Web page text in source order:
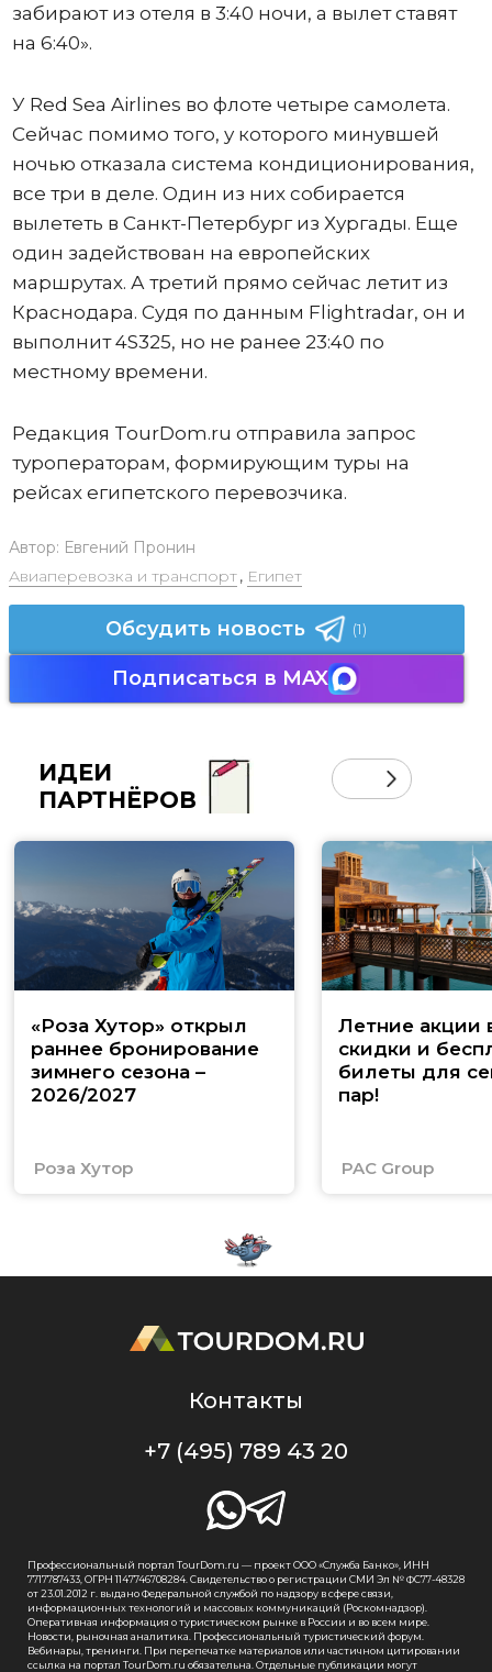
забирают из отеля в 3:40 ночи, а вылет ставят
на 6:40».
У Red Sea Airlines во флоте четыре самолета.
Сейчас помимо того, у которого минувшей
ночью отказала система кондиционирования,
все три в деле. Один из них собирается
вылететь в Санкт-Петербург из Хургады. Еще
один задействован на европейских
маршрутах. А третий прямо сейчас летит из
Краснодара. Судя по данным Flightradar, он и
выполнит 4S325, но не ранее 23:40 по
местному времени.
Редакция TourDom.ru отправила запрос
туроператорам, формирующим туры на
рейсах египетского перевозчика.
Автор: Евгений Пронин
Авиаперевозка и транспорт, Египет
Обсудить новость (1)
Подписаться в MAX
ИДЕИ
ПАРТНЁРОВ
«Роза Хутор» открыл
раннее бронирование
зимнего сезона –
2026/2027
Роза Хутор
Летние акции
скидки и
билеты для
пар!
PAC Group
Контакты
+7 (495) 789 43 20
Профессиональный портал TourDom.ru — проект ООО «Служба Банко», ИНН
7717787433, ОГРН 1147746708284. Свидетельство о регистрации СМИ Эл № ФС77-48328
от 23.01.2012 г. выдано Федеральной службой по надзору в сфере связи,
информационных технологий и массовых коммуникаций (Роскомнадзор).
Оперативная информация о туристическом рынке в России и во всем мире.
Новости, рыночная аналитика. Профессиональный туристический форум.
Вебинары, тренинги. При перепечатке материалов или частичном цитировании
ссылка на портал TourDom.ru обязательна. Отдельные публикации могут